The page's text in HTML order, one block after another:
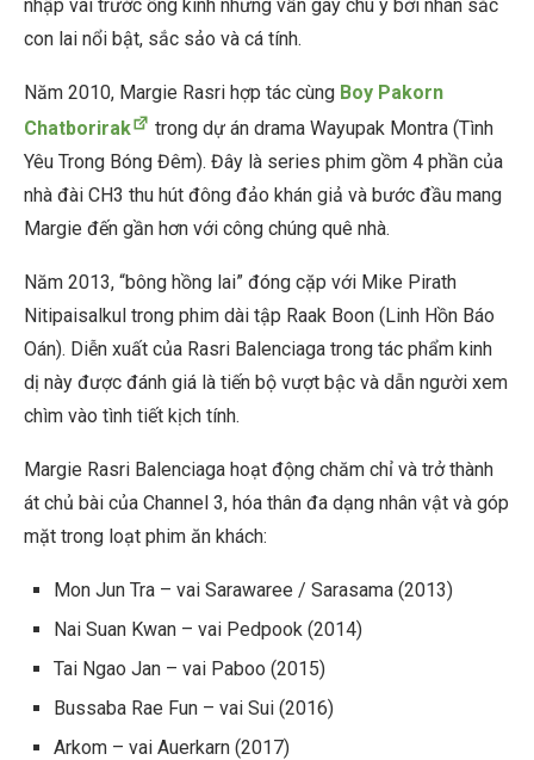
nhập vai trước ống kính nhưng vẫn gây chú ý bởi nhan sắc
con lai nổi bật, sắc sảo và cá tính.
Năm 2010, Margie Rasri hợp tác cùng Boy Pakorn
Chatborirak
trong dự án drama Wayupak Montra (Tình
Yêu Trong Bóng Đêm). Đây là series phim gồm 4 phần của
nhà đài CH3 thu hút đông đảo khán giả và bước đầu mang
Margie đến gần hơn với công chúng quê nhà.
Năm 2013, “bông hồng lai” đóng cặp với Mike Pirath
Nitipaisalkul trong phim dài tập Raak Boon (Linh Hồn Báo
Oán). Diễn xuất của Rasri Balenciaga trong tác phẩm kinh
dị này được đánh giá là tiến bộ vượt bậc và dẫn người xem
chìm vào tình tiết kịch tính.
Margie Rasri Balenciaga hoạt động chăm chỉ và trở thành
át chủ bài của Channel 3, hóa thân đa dạng nhân vật và góp
mặt trong loạt phim ăn khách:
Mon Jun Tra – vai Sarawaree / Sarasama (2013)
Nai Suan Kwan – vai Pedpook (2014)
Tai Ngao Jan – vai Paboo (2015)
Bussaba Rae Fun – vai Sui (2016)
Arkom – vai Auerkarn (2017)